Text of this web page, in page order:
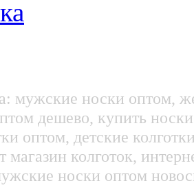
мужские носки оптом,
дешево, купить
оптом, детские
магазин колготок,
носки оптом